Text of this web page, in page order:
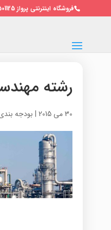
فروشگاه اینترنتی پرواز 09128501125 / 02122691010
رشته
30 می 2015 | بودجه
رشته